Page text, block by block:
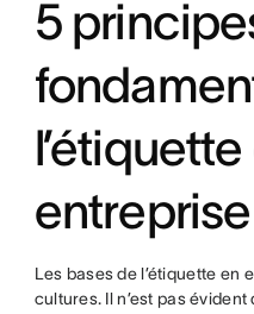
5
Les bases de l’étiquette en
cultures. Il n’est pas